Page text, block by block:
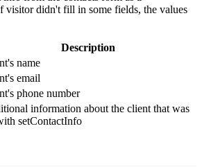
visitor didn't fill in some fields, the values
Description
name
email
phone number
information about the client that was
setContactInfo